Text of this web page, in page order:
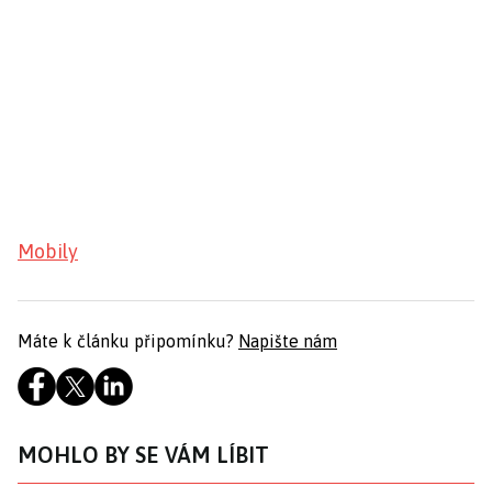
Mobily
Máte k článku připomínku? Napište nám
MOHLO BY SE VÁM LÍBIT